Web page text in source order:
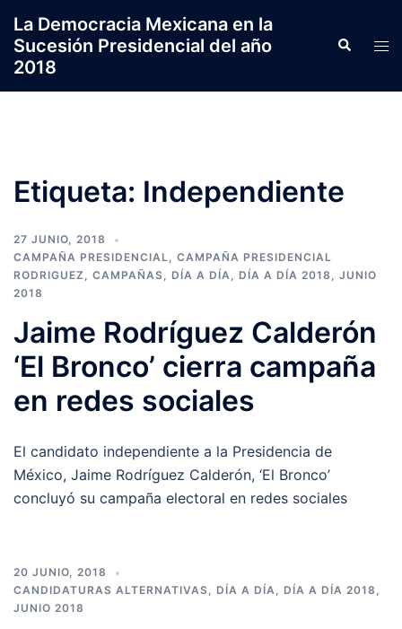
contenido
La Democracia Mexicana en la
Sucesión Presidencial del año
2018
Search
Etiqueta: Independiente
27 JUNIO, 2018
CAMPAÑA PRESIDENCIAL, CAMPAÑA PRESIDENCIAL
RODRIGUEZ , CAMPAÑAS, DÍA A DÍA, DÍA A DÍA 2018 , JUNIO
2018
Jaime Rodríguez Calderón
‘El Bronco’ cierra campaña
en redes sociales
El candidato independiente a la Presidencia de
México, Jaime Rodríguez Calderón, ‘El Bronco’
concluyó su campaña electoral en redes sociales
20 JUNIO, 2018
CANDIDATURAS ALTERNATIVAS, DÍA A DÍA, DÍA A DÍA 2018 ,
JUNIO 2018